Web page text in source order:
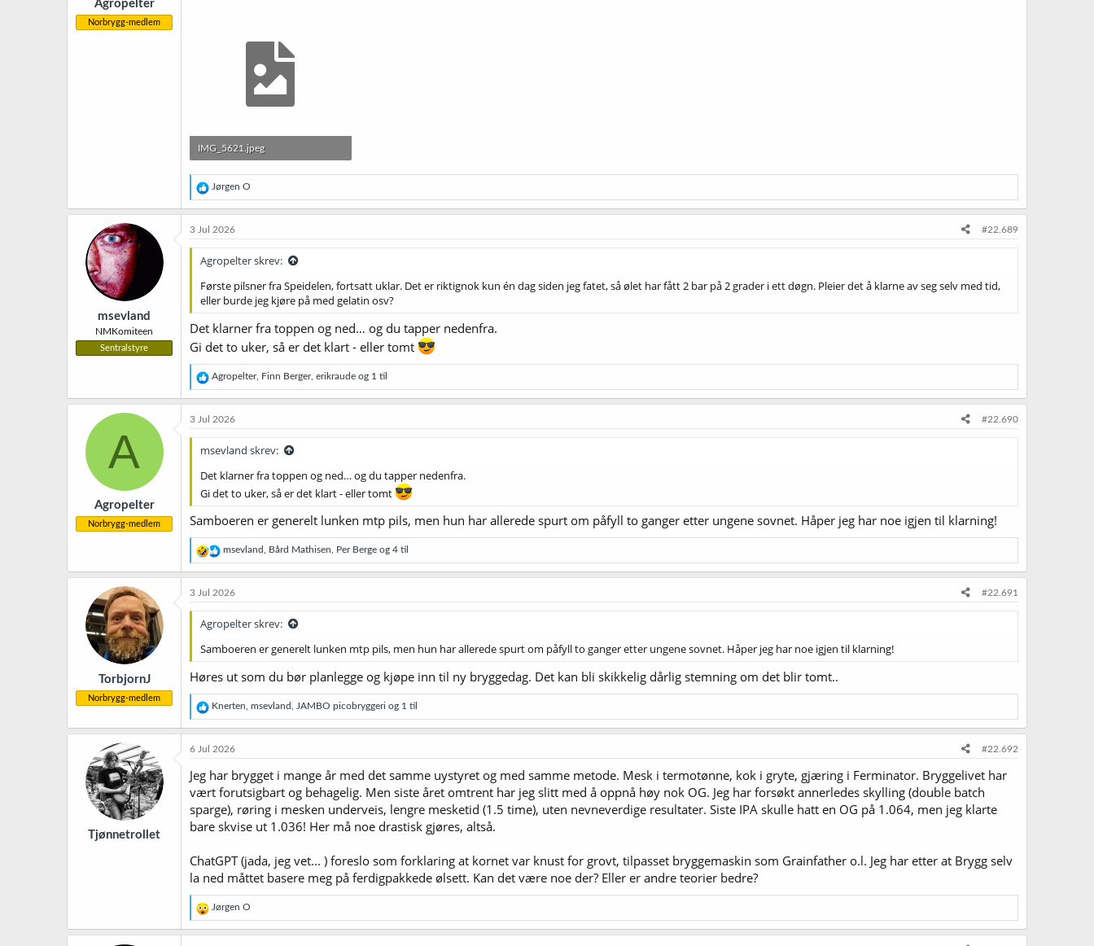
Agropelter
Norbrygg-medlem
IMG_5621.jpeg
3,2 MB · Sett: 11
R
e
a
k
j
o
e
r
Jørgen O
msevland
NMKomiteen
Sentralstyre
3 Jul 2026 #22.689
Agropelter skrev:
Første pilsner fra Speidelen, fortsatt uklar. Det er riktignok kun én dag siden jeg fatet, så ølet har fått 2 bar på 2 grader i ett døgn. Pleier det å klarne av seg selv med tid,
eller burde jeg kjøre på med gelatin osv?
Det klarner fra toppen og ned… og du tapper nedenfra.
Gi det to uker, så er det klart - eller tomt
R
e
a
k
j
o
e
r
Agropelter, Finn Berger, erikraude og 1 til
A
Agropelter
Norbrygg-medlem
3 Jul 2026 #22.690
msevland skrev:
Det klarner fra toppen og ned… og du tapper nedenfra.
Gi det to uker, så er det klart - eller tomt
Samboeren er generelt lunken mtp pils, men hun har allerede spurt om påfyll to ganger etter ungene sovnet. Håper jeg har noe igjen til klarning!
R
e
a
k
j
o
e
:
msevland Bård Mathisen Per Berge og 4 til
TorbjornJ
Norbrygg-medlem
3 Jul 2026 #22.691
Agropelter skrev:
Samboeren er generelt lunken mtp pils, men hun har allerede spurt om påfyll to ganger etter ungene sovnet. Håper jeg har noe igjen til klarning!
Høres ut som du bør planlegge og kjøpe inn til ny bryggedag. Det kan bli skikkelig dårlig stemning om det blir tomt..
R
e
a
k
j
o
n
e
Knerten msevland JAMBO picobryggeri og 1 til
Tjønnetrollet
6 Jul 2026 #22.692
Jeg har brygget i mange år med det samme uystyret og med samme metode. Mesk i termotønne, kok i gryte, gjæring i Ferminator. Bryggelivet har
vært forutsigbart og behagelig. Men siste året omtrent har jeg slitt med å oppnå høy nok OG. Jeg har forsøkt annerledes skylling (double batch
sparge), røring i mesken underveis, lengre mesketid (1.5 time), uten nevneverdige resultater. Siste IPA skulle hatt en OG på 1.064, men jeg klarte
bare skvise ut 1.036! Her må noe drastisk gjøres, altså.
ChatGPT (jada, jeg vet... ) foreslo som forklaring at kornet var knust for grovt, tilpasset bryggemaskin som Grainfather o.l. Jeg har etter at Brygg selv
la ned måttet basere meg på ferdigpakkede ølsett. Kan det være noe der? Eller er andre teorier bedre?
R
e
a
Jørgen O